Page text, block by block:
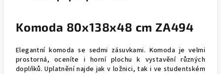
Komoda 80x138x48 cm ZA494
Elegantní komoda se sedmi zásuvkami. Komoda je velmi
prostorná, oceníte i horní plochu k vystavění různých
doplňků. Uplatnění najde jak v ložnici, tak i ve studentském